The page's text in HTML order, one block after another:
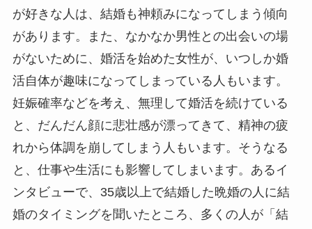
が好きな人は、結婚も神頼みになってしまう傾向
があります。また、なかなか男性との出会いの場
がないために、婚活を始めた女性が、いつしか婚
活自体が趣味になってしまっている人もいます。
妊娠確率などを考え、無理して婚活を続けている
と、だんだん顔に悲壮感が漂ってきて、精神の疲
れから体調を崩してしまう人もいます。そうなる
と、仕事や生活にも影響してしまいます。あるイ
ンタビューで、35歳以上で結婚した晩婚の人に結
婚のタイミングを聞いたところ、多くの人が「結